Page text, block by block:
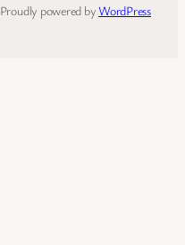
Proudly powered byWordPress